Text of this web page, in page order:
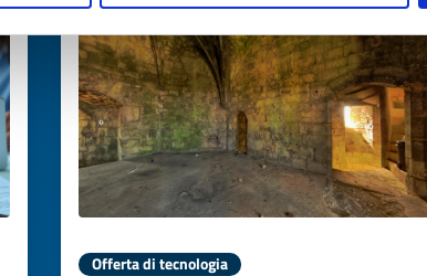
Offerta di tecnologia